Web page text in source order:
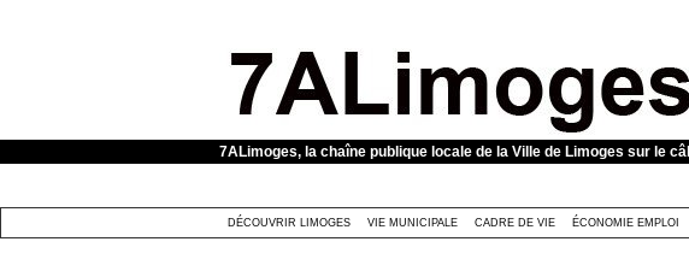
7ALimoges, la chaîne publique locale de la Ville de Limoges sur le
DÉCOUVRIR LIMOGES VIE MUNICIPALE CADRE DE VIE ÉCONOMIE EMPLOI